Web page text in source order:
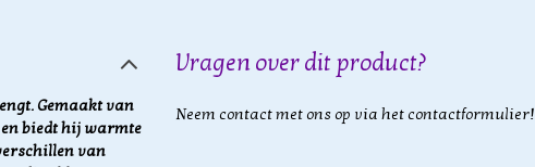
Gemaakt van
biedt hij warmte
van
Vragen over dit product?
Neem contact met ons op via het contactformulier!